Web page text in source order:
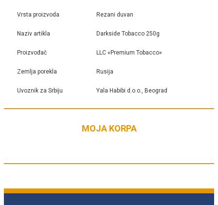
Vrsta proizvoda Rezani duvan
Naziv artikla Darkside Tobacco 250g
Proizvođač LLC «Premium Tobacco»
Zemlja porekla Rusija
Uvoznik za Srbiju Yala Habibi d.o.o., Beograd
MOJA KORPA